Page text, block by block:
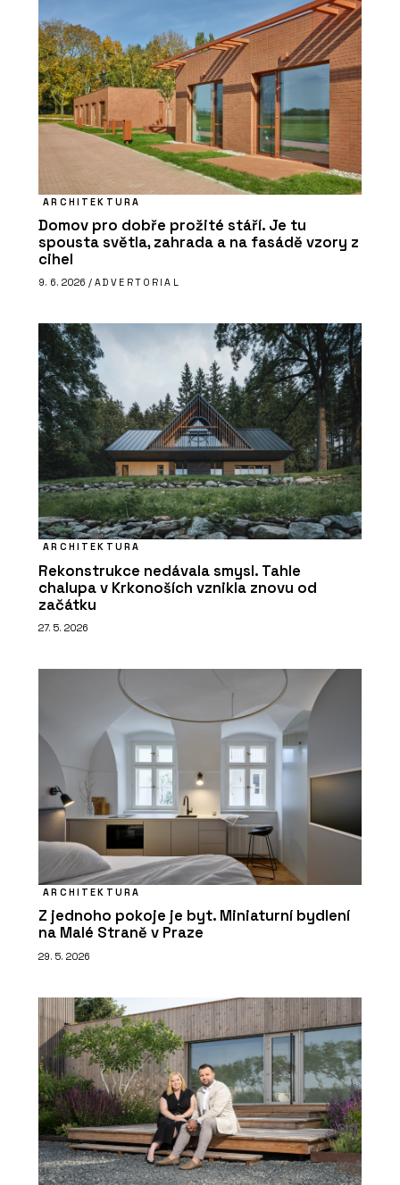
ARCHITEKTURA
Domov pro dobře prožité stáří. Je tu
spousta světla, zahrada a na fasádě vzory z
cihel
9. 6. 2026 / ADVERTORIAL
ARCHITEKTURA
Rekonstrukce nedávala smysl. Tahle
chalupa v Krkonoších vznikla znovu od
začátku
27. 5. 2026
ARCHITEKTURA
Z jednoho pokoje je byt. Miniaturní bydlení
na Malé Straně v Praze
29. 5. 2026